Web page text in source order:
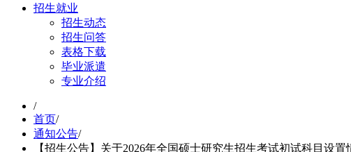
招生就业
招生动态
招生问答
表格下载
毕业派遣
专业介绍
/
首页/
通知公告/
【招生公告】关于2026年全国硕士研究生招生考试初试科目设置